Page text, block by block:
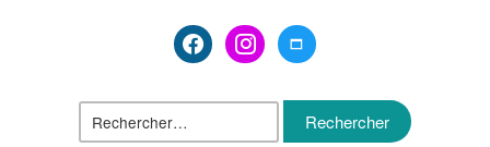
facebook2instagrammaximize
Rechercher :